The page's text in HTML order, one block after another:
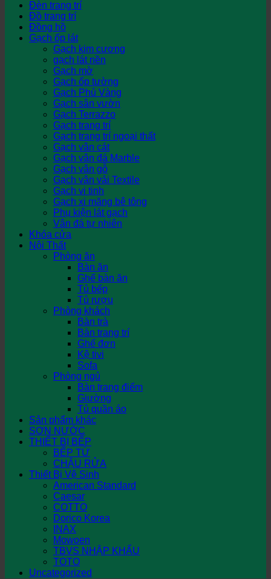
Đèn trang trí
Đồ trang trí
Đồng hồ
Gạch ốp lát
Gạch kim cương
gạch lát nền
Gạch mờ
Gạch ốp tường
Gạch Phủ Vàng
Gạch sân vườn
Gạch Terrazzo
Gạch trang trí
Gạch trang trí ngoại thất
Gạch vân cát
Gạch vân đá Marble
Gạch vân gỗ
Gạch vân vải Textile
Gạch vi tinh
Gạch xi măng bê tông
Phụ kiện lát gạch
Vân đá tự nhiên
Khóa cửa
Nội Thất
Phòng ăn
Bàn ăn
Ghế bàn ăn
Tủ bếp
Tủ rượu
Phòng khách
Bàn trà
Bàn trang trí
Ghế đơn
Kệ tivi
Sofa
Phòng ngủ
Bàn trang điểm
Giường
Tủ quần áo
Sản phẩm khác
SƠN NƯỚC
THIẾT BỊ BẾP
BẾP TỪ
CHẬU RỬA
Thiết Bị Vệ Sinh
American Standard
Caesar
COTTO
Dorico Korea
INAX
Mowoen
TBVS NHẬP KHẨU
TOTO
Uncategorized